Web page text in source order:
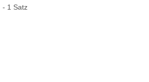
- 1 Satz